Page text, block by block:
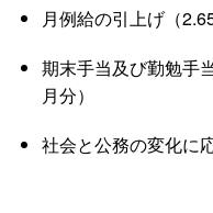
月例給の引上げ（2.65
期末手当及び勤勉手
月分）
社会と公務の変化に